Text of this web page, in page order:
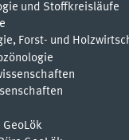
und Stoffkreisläufe
Forst- und
GeoLök